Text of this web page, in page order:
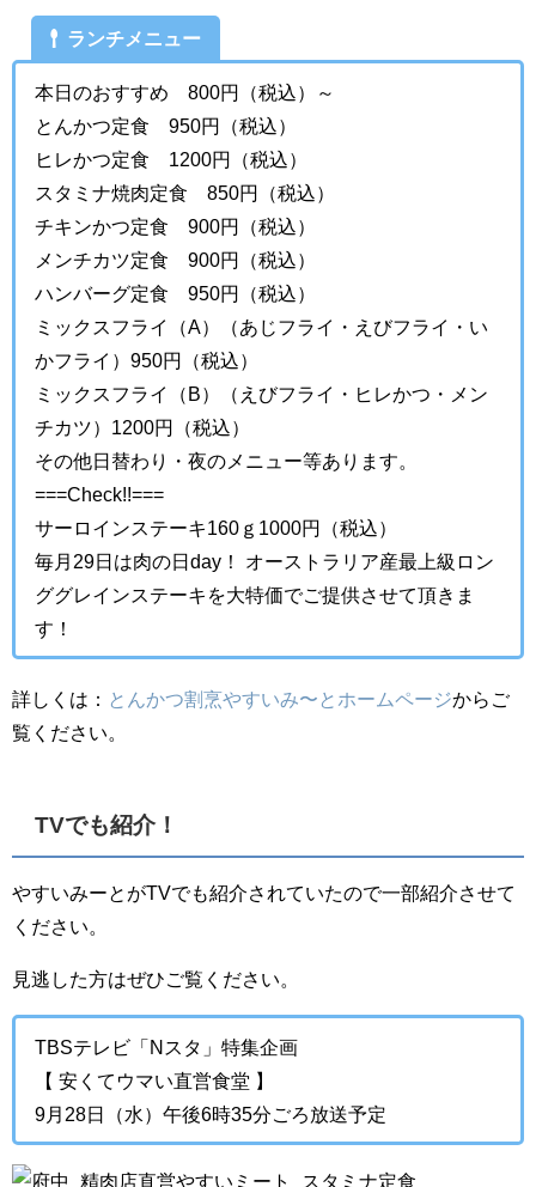
ランチメニュー
本日のおすすめ 800円（税込）～
とんかつ定食 950円（税込）
ヒレかつ定食 1200円（税込）
スタミナ焼肉定食 850円（税込）
チキンかつ定食 900円（税込）
メンチカツ定食 900円（税込）
ハンバーグ定食 950円（税込）
ミックスフライ（A）（あじフライ・えびフライ・い
かフライ）950円（税込）
ミックスフライ（B）（えびフライ・ヒレかつ・メン
チカツ）1200円（税込）
その他日替わり・夜のメニュー等あります。
===Check!!===
サーロインステーキ160ｇ 1000円（税込）
毎月29日は肉の日day！ オーストラリア産最上級ロン
ググレインステーキを大特価でご提供させて頂きま
す！
詳しくは： とんかつ割烹やすいみ〜とホームページからご
覧ください。
TVでも紹介！
やすいみーとがTVでも紹介されていたので一部紹介させて
ください。
見逃した方はぜひご覧ください。
TBSテレビ「Nスタ」特集企画
【 安くてウマい直営食堂 】
9月28日（水）午後6時35分ごろ放送予定